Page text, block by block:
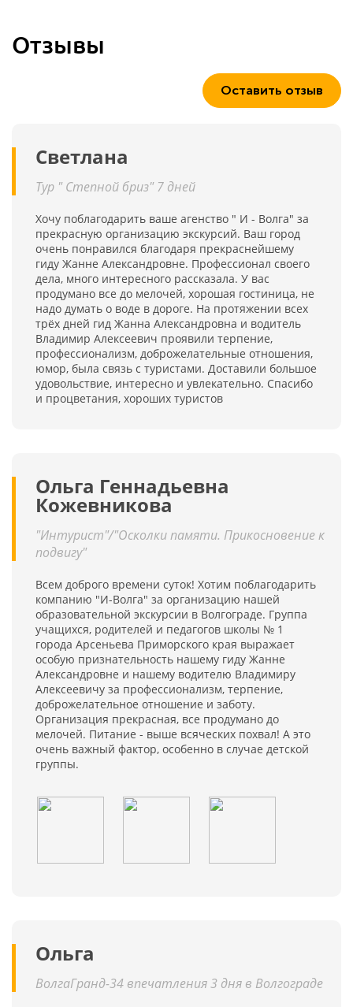
Отзывы
Оставить отзыв
Светлана
Тур " Степной бриз" 7 дней
Хочу поблагодарить ваше агенство " И - Волга" за
прекрасную организацию экскурсий. Ваш город
очень понравился благодаря прекраснейшему
гиду Жанне Александровне. Профессионал своего
дела, много интересного рассказала. У вас
продумано все до мелочей, хорошая гостиница, не
надо думать о воде в дороге. На протяжении всех
трёх дней гид Жанна Александровна и водитель
Владимир Алексеевич проявили терпение,
профессионализм, доброжелательные отношения,
юмор, была связь с туристами. Доставили большое
удовольствие, интересно и увлекательно. Спасибо
и процветания, хороших туристов
Ольга Геннадьевна
Кожевникова
"Интурист"/"Осколки памяти. Прикосновение к
подвигу"
Всем доброго времени суток! Хотим поблагодарить
компанию "И-Волга" за организацию нашей
образовательной экскурсии в Волгограде. Группа
учащихся, родителей и педагогов школы № 1
города Арсеньева Приморского края выражает
особую признательность нашему гиду Жанне
Александровне и нашему водителю Владимиру
Алексеевичу за профессионализм, терпение,
доброжелательное отношение и заботу.
Организация прекрасная, все продумано до
мелочей. Питание - выше всяческих похвал! А это
очень важный фактор, особенно в случае детской
группы.
Ольга
ВолгаГранд-34 впечатления 3 дня в Волгограде